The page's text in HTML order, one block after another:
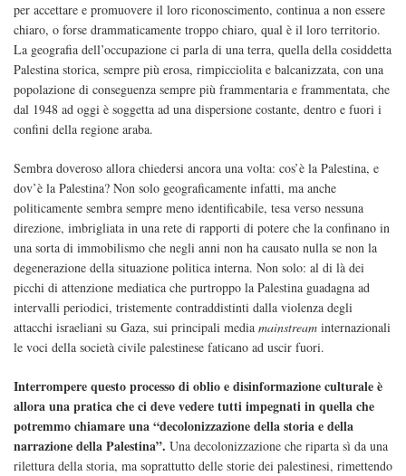
per accettare e promuovere il loro riconoscimento, continua a non essere
chiaro, o forse drammaticamente troppo chiaro, qual è il loro territorio.
La geografia dell’occupazione ci parla di una terra, quella della cosiddetta
Palestina storica, sempre più erosa, rimpicciolita e balcanizzata, con una
popolazione di conseguenza sempre più frammentaria e frammentata, che
dal 1948 ad oggi è soggetta ad una dispersione costante, dentro e fuori i
confini della regione araba.
Sembra doveroso allora chiedersi ancora una volta: cos’è la Palestina, e
dov’è la Palestina? Non solo geograficamente infatti, ma anche
politicamente sembra sempre meno identificabile, tesa verso nessuna
direzione, imbrigliata in una rete di rapporti di potere che la confinano in
una sorta di immobilismo che negli anni non ha causato nulla se non la
degenerazione della situazione politica interna. Non solo: al di là dei
picchi di attenzione mediatica che purtroppo la Palestina guadagna ad
intervalli periodici, tristemente contraddistinti dalla violenza degli
attacchi israeliani su Gaza, sui principali media mainstream internazionali
le voci della società civile palestinese faticano ad uscir fuori.
Interrompere questo processo di oblio e disinformazione culturale è
allora una pratica che ci deve vedere tutti impegnati in quella che
potremmo chiamare una “decolonizzazione della storia e della
narrazione della Palestina”. Una decolonizzazione che riparta sì da una
rilettura della storia, ma soprattutto delle storie dei palestinesi, rimettendo